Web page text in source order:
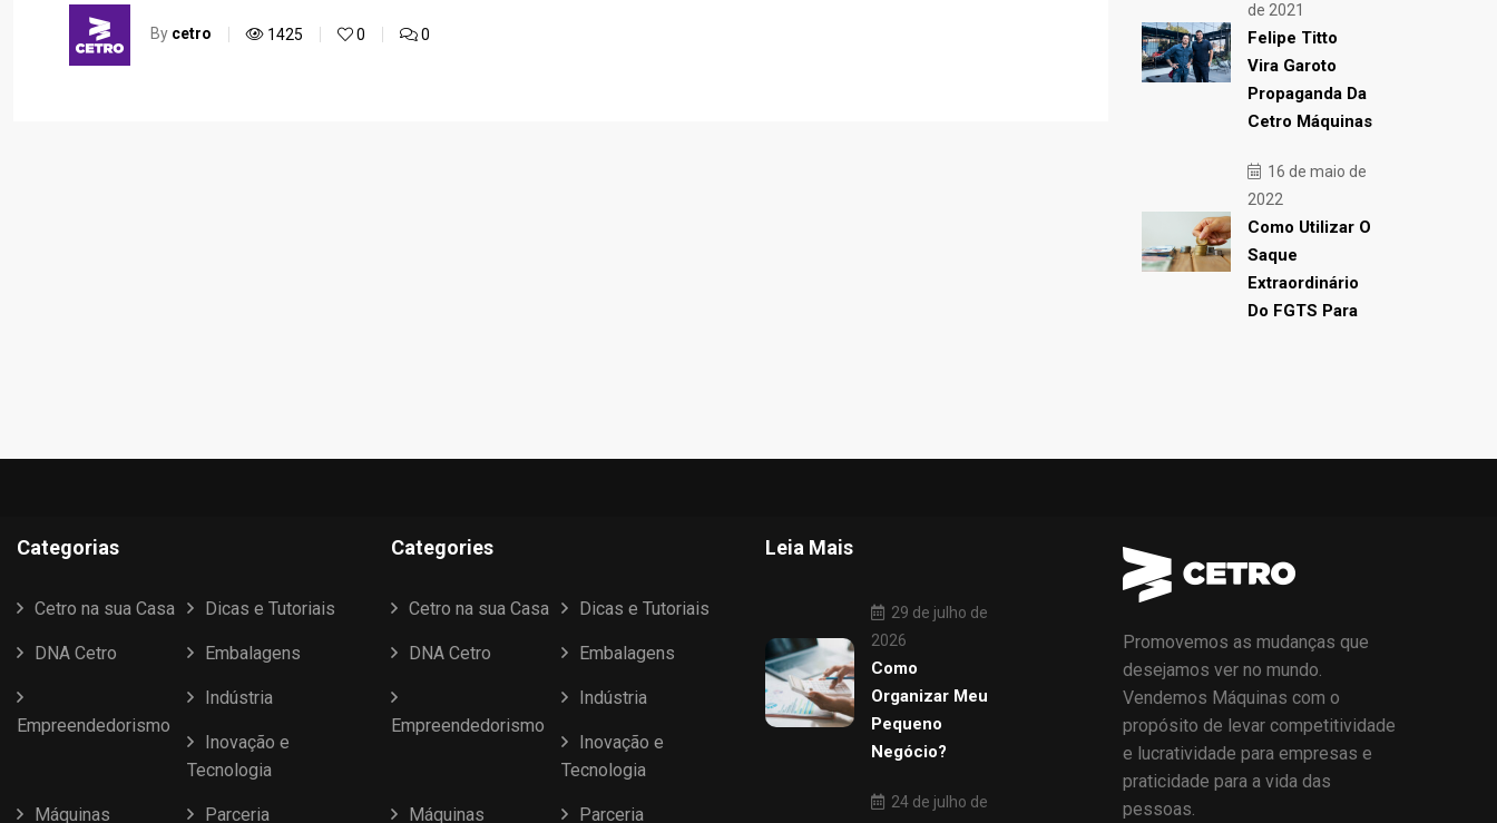
By cetro 1425 0 0
de 2021
Felipe Titto
Vira Garoto
Propaganda Da
Cetro Máquinas
16 de maio de
2022
Como Utilizar O
Saque
Extraordinário
Do FGTS Para
Categorias
Cetro na sua Casa Dicas e Tutoriais
DNA Cetro Embalagens
Empreendedorismo
Indústria
Inovação e
Tecnologia
Máquinas Parceria
Categories
Cetro na sua Casa Dicas e Tutoriais
DNA Cetro Embalagens
Empreendedorismo
Indústria
Inovação e
Tecnologia
Máquinas Parceria
Leia Mais
29 de julho de
2026
Como
Organizar Meu
Pequeno
Negócio?
24 de julho de
Promovemos as mudanças que
desejamos ver no mundo.
Vendemos Máquinas com o
propósito de levar competitividade
e lucratividade para empresas e
praticidade para a vida das
pessoas.